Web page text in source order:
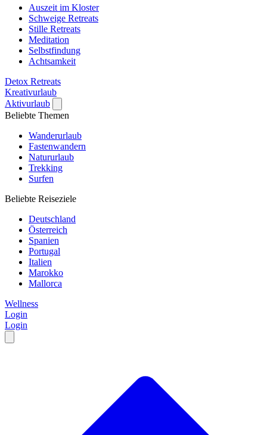
Auszeit im Kloster
Schweige Retreats
Stille Retreats
Meditation
Selbstfindung
Achtsamkeit
Detox Retreats
Kreativurlaub
Aktivurlaub
Beliebte Themen
Wanderurlaub
Fastenwandern
Natururlaub
Trekking
Surfen
Beliebte Reiseziele
Deutschland
Österreich
Spanien
Portugal
Italien
Marokko
Mallorca
Wellness
Login
Login